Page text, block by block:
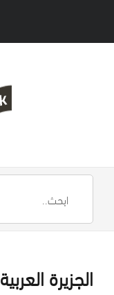
الجزيرة العربية